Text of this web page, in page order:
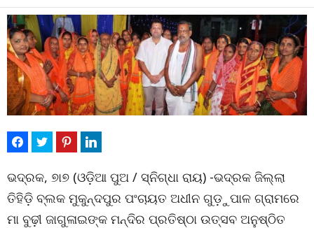
ଭଦ୍ରକ, ୭ା୭ (ଓଡ଼ିଆ ପୁଅ / ସ୍ନିଗ୍ଧା ରାୟ) -ଭଦ୍ରକ ଜିଲ୍ଲା
ତିହିଡି଼ ବ୍ଲକ ମୁକୁନ୍ଦପୁର ପଂଚାୟତ ଅଧୀନ ଗୁଡ଼ୁପାଳ ଗ୍ରାମରେ
ମା ବୁଢ଼ୀ ଜାଗୁଳାଇଙ୍କ ମନ୍ଦିର ପ୍ରତିଷ୍ଠା ଉତ୍ସବ ଅନୁଷ୍ଠିତ